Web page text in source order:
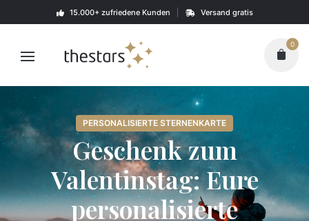
to
15.000+ zufriedene Kunden Versand gratis
0
PERSONALISIERTE STERNENKARTE
Geschenk zum
Valentinstag: Eure
personalisierte